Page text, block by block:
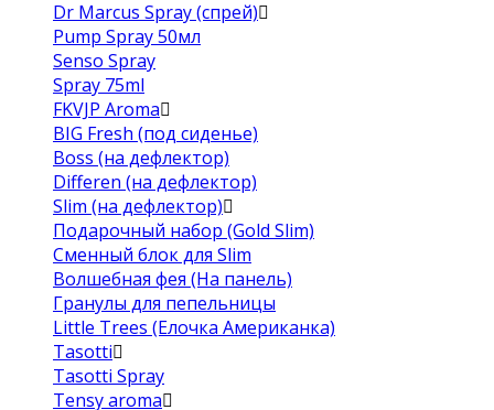
Dr Marcus Spray (спрей)
Pump Spray 50мл
Senso Spray
Spray 75ml
FKVJP Aroma
BIG Fresh (под сиденье)
Boss (на дефлектор)
Differen (на дефлектор)
Slim (на дефлектор)
Подарочный набор (Gold Slim)
Сменный блок для Slim
Волшебная фея (На панель)
Гранулы для пепельницы
Little Trees (Елочка Американка)
Tasotti
Tasotti Spray
Tensy aroma